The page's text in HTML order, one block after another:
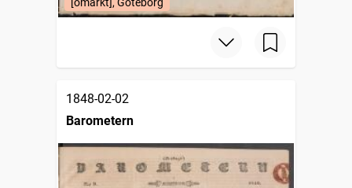
[omärkt], Göteborg
1848-02-02
Barometern